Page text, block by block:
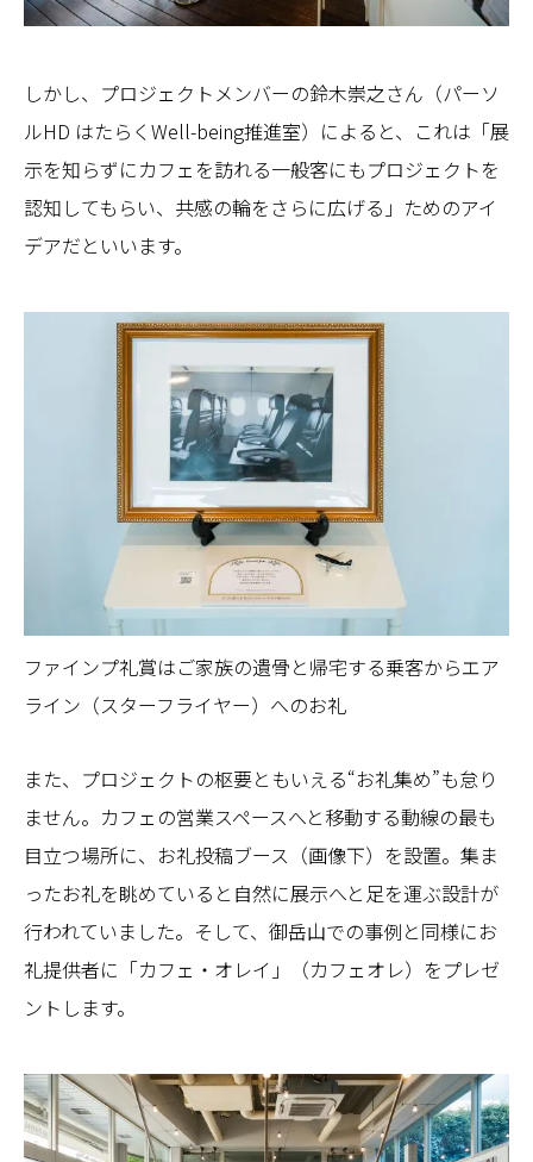
しかし、プロジェクトメンバーの鈴木崇之さん（パーソ
ルHD はたらくWell-being推進室）によると、これは「展
示を知らずにカフェを訪れる一般客にもプロジェクトを
認知してもらい、共感の輪をさらに広げる」ためのアイ
デアだといいます。
ファインプ礼賞はご家族の遺骨と帰宅する乗客からエア
ライン（スターフライヤー）へのお礼
また、プロジェクトの枢要ともいえる“お礼集め”も怠り
ません。カフェの営業スペースへと移動する動線の最も
目立つ場所に、お礼投稿ブース（画像下）を設置。集ま
ったお礼を眺めていると自然に展示へと足を運ぶ設計が
行われていました。そして、御岳山での事例と同様にお
礼提供者に「カフェ・オレイ」（カフェオレ）をプレゼ
ントします。